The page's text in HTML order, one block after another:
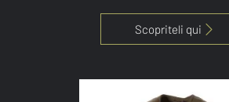
Scopriteli qui